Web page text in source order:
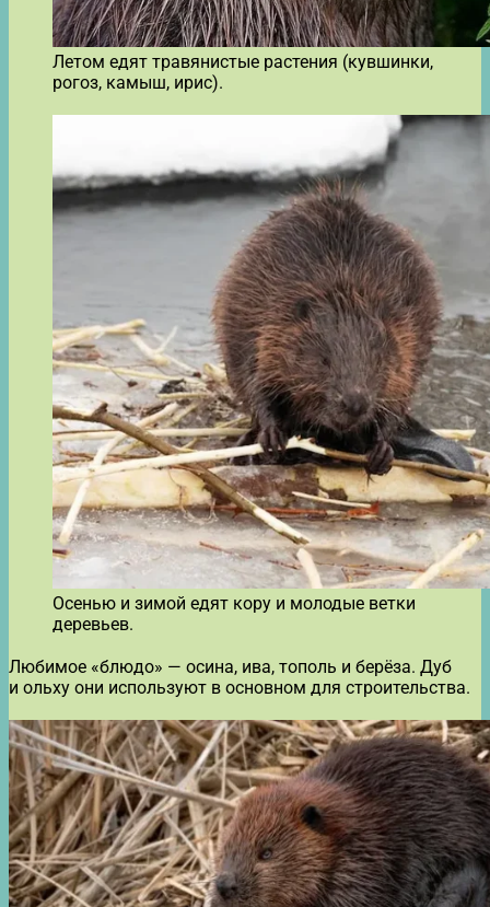
Летом едят травянистые растения (кувшинки,
рогоз, камыш, ирис).
Осенью и зимой едят кору и молодые ветки
деревьев.
Любимое «блюдо» — осина, ива, тополь и берёза. Дуб
и ольху они используют в основном для строительства.